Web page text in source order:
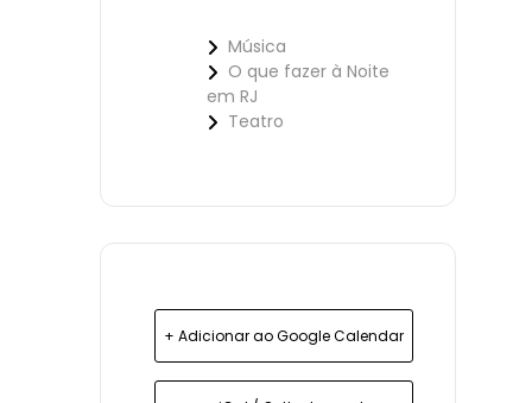
Música
O que fazer à Noite
em RJ
Teatro
+ Adicionar ao Google Calendar